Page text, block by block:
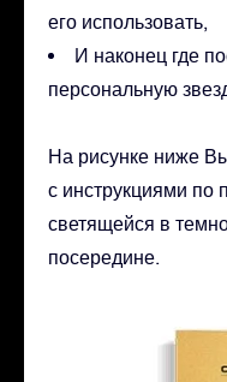
его использовать,
И наконец где
персональную
На рисунке ниже
с инструкциями по
светящейся в
посередине.